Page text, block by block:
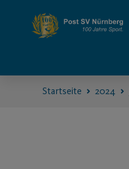
Startseite 2024